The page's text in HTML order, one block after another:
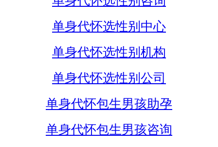
单身代怀选性别中心
单身代怀选性别机构
单身代怀选性别公司
单身代怀包生男孩助孕
单身代怀包生男孩咨询